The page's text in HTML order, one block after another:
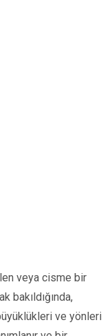
veya cisme bir
bakıldığında,
ve yönleri